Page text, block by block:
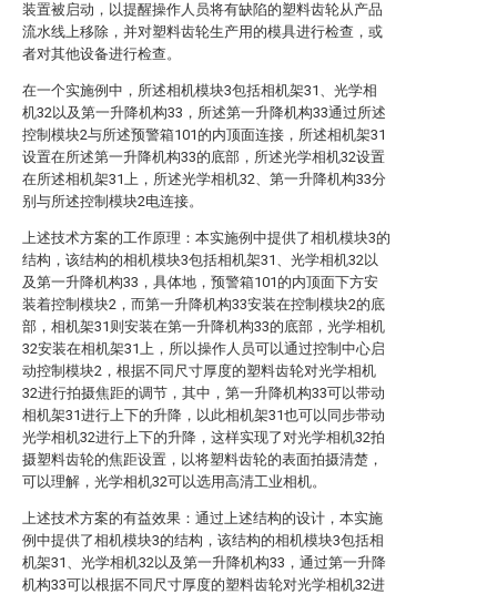
装置被启动，以提醒操作人员将有缺陷的塑料齿轮从产品
流水线上移除，并对塑料齿轮生产用的模具进行检查，或
者对其他设备进行检查。
在一个实施例中，所述相机模块3包括相机架31、光学相
机32以及第一升降机构33，所述第一升降机构33通过所述
控制模块2与所述预警箱101的内顶面连接，所述相机架31
设置在所述第一升降机构33的底部，所述光学相机32设置
在所述相机架31上，所述光学相机32、第一升降机构33分
别与所述控制模块2电连接。
上述技术方案的工作原理：本实施例中提供了相机模块3的
结构，该结构的相机模块3包括相机架31、光学相机32以
及第一升降机构33，具体地，预警箱101的内顶面下方安
装着控制模块2，而第一升降机构33安装在控制模块2的底
部，相机架31则安装在第一升降机构33的底部，光学相机
32安装在相机架31上，所以操作人员可以通过控制中心启
动控制模块2，根据不同尺寸厚度的塑料齿轮对光学相机
32进行拍摄焦距的调节，其中，第一升降机构33可以带动
相机架31进行上下的升降，以此相机架31也可以同步带动
光学相机32进行上下的升降，这样实现了对光学相机32拍
摄塑料齿轮的焦距设置，以将塑料齿轮的表面拍摄清楚，
可以理解，光学相机32可以选用高清工业相机。
上述技术方案的有益效果：通过上述结构的设计，本实施
例中提供了相机模块3的结构，该结构的相机模块3包括相
机架31、光学相机32以及第一升降机构33，通过第一升降
机构33可以根据不同尺寸厚度的塑料齿轮对光学相机32进